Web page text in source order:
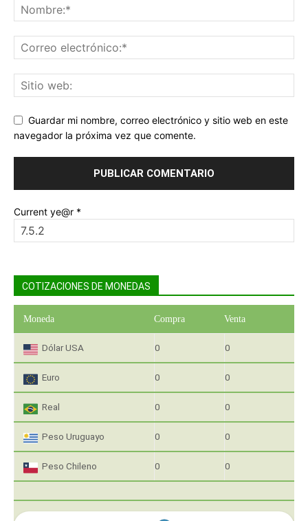
Guardar mi nombre, correo electrónico y sitio web en este
navegador la próxima vez que comente.
Current ye@r *
COTIZACIONES DE MONEDAS
Moneda Compra Venta
Dólar USA 0 0
Euro 0 0
Real 0 0
Peso Uruguayo 0 0
Peso Chileno 0 0